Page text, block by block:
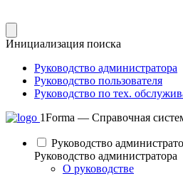
Инициализация поиска
Руководство администратора
Руководство пользователя
Руководство по тех.
1Forma — Справочная
Руководство
Руководство администратора
О руководстве